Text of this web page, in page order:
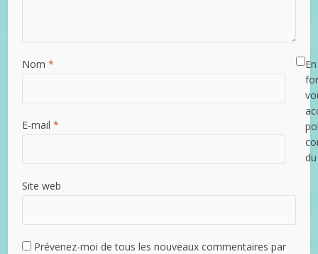
Nom *
E-mail *
Site web
Prévenez-moi de tous les nouveaux commentaires par